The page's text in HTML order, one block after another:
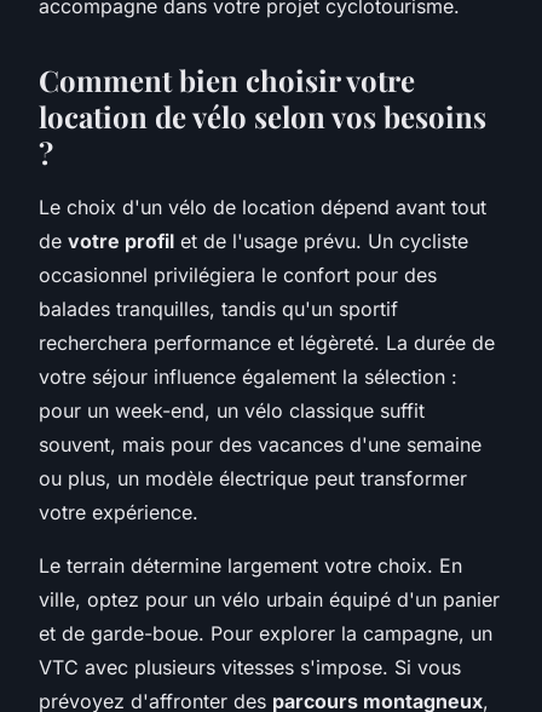
accompagne dans votre projet cyclotourisme.
Comment bien choisir votre
location de vélo selon vos besoins
?
Le choix d'un vélo de location dépend avant tout
de votre profil et de l'usage prévu. Un cycliste
occasionnel privilégiera le confort pour des
balades tranquilles, tandis qu'un sportif
recherchera performance et légèreté. La durée de
votre séjour influence également la sélection :
pour un week-end, un vélo classique suffit
souvent, mais pour des vacances d'une semaine
ou plus, un modèle électrique peut transformer
votre expérience.
Le terrain détermine largement votre choix. En
ville, optez pour un vélo urbain équipé d'un panier
et de garde-boue. Pour explorer la campagne, un
VTC avec plusieurs vitesses s'impose. Si vous
prévoyez d'affronter des parcours montagneux,